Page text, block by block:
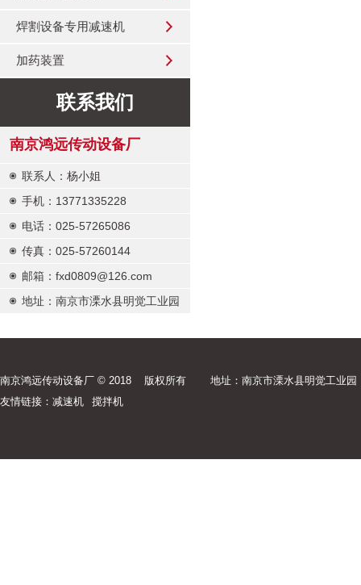
焊割设备专用减速机
加药装置
联系我们
南京鸿远传动设备厂
联系人：杨小姐
手机：13771335228
电话：025-57265086
传真：025-57260144
邮箱：fxd0809@126.com
地址：南京市溧水县明觉工业园
南京鸿远传动设备厂 © 2018 版权所有
地址：南京市溧水县明觉工业园
友情链接： 减速机 搅拌机